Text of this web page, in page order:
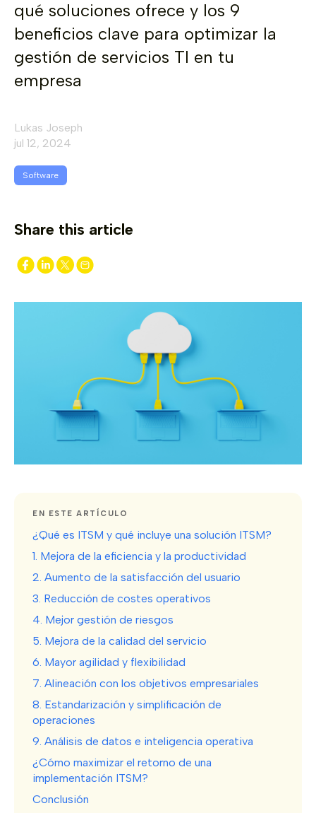
qué soluciones ofrece y los 9
beneficios clave para optimizar la
gestión de servicios TI en tu
empresa
Lukas Joseph
jul 12, 2024
Software
Share this article
EN ESTE ARTÍCULO
¿Qué es ITSM y qué incluye una solución ITSM?
1. Mejora de la eficiencia y la productividad
2. Aumento de la satisfacción del usuario
3. Reducción de costes operativos
4. Mejor gestión de riesgos
5. Mejora de la calidad del servicio
6. Mayor agilidad y flexibilidad
7. Alineación con los objetivos empresariales
8. Estandarización y simplificación de
operaciones
9. Análisis de datos e inteligencia operativa
¿Cómo maximizar el retorno de una
implementación ITSM?
Conclusión